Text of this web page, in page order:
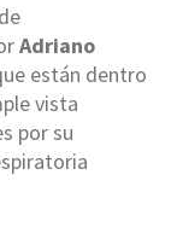
Adriano
están dentro
vista
por su